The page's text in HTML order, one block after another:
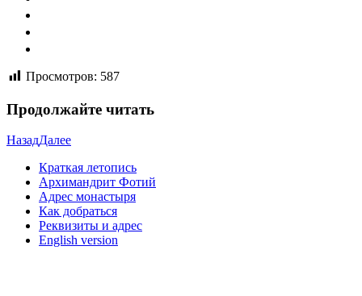
Просмотров: 587
Продолжайте читать
НазадДалее
Краткая летопись
Архимандрит Фотий
Адрес монастыря
Как добраться
Реквизиты и адрес
English version